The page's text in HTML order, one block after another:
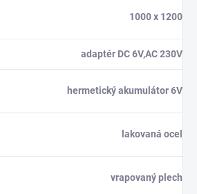
1000 x 1200
adaptér DC 6V,AC 230V
hermetický akumulátor 6V
lakovaná ocel
vrapovaný plech